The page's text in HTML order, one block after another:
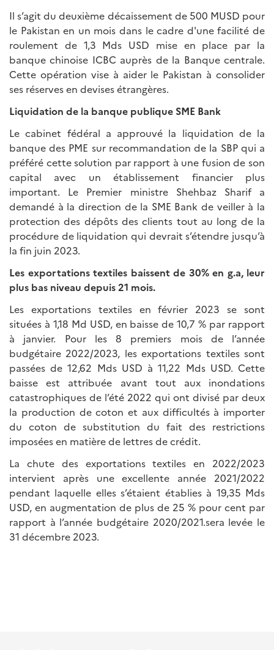
Il s’agit du deuxième décaissement de 500 MUSD pour
le Pakistan en un mois dans le cadre d'une facilité de
roulement de 1,3 Mds USD mise en place par la
banque chinoise ICBC auprès de la Banque centrale.
Cette opération vise à aider le Pakistan à consolider
ses réserves en devises étrangères.
Liquidation de la banque publique SME Bank
Le cabinet fédéral a approuvé la liquidation de la
banque des PME sur recommandation de la SBP qui a
préféré cette solution par rapport à une fusion de son
capital avec un établissement financier plus
important. Le Premier ministre Shehbaz Sharif a
demandé à la direction de la SME Bank de veiller à la
protection des dépôts des clients tout au long de la
procédure de liquidation qui devrait s’étendre jusqu’à
la fin juin 2023.
Les exportations textiles baissent de 30% en g.a, leur
plus bas niveau depuis 21 mois.
Les exportations textiles en février 2023 se sont
situées à 1,18 Md USD, en baisse de 10,7 % par rapport
à janvier. Pour les 8 premiers mois de l’année
budgétaire 2022/2023, les exportations textiles sont
passées de 12,62 Mds USD à 11,22 Mds USD. Cette
baisse est attribuée avant tout aux inondations
catastrophiques de l’été 2022 qui ont divisé par deux
la production de coton et aux difficultés à importer
du coton de substitution du fait des restrictions
imposées en matière de lettres de crédit.
La chute des exportations textiles en 2022/2023
intervient après une excellente année 2021/2022
pendant laquelle elles s’étaient établies à 19,35 Mds
USD, en augmentation de plus de 25 % pour cent par
rapport à l’année budgétaire 2020/2021.sera levée le
31 décembre 2023.